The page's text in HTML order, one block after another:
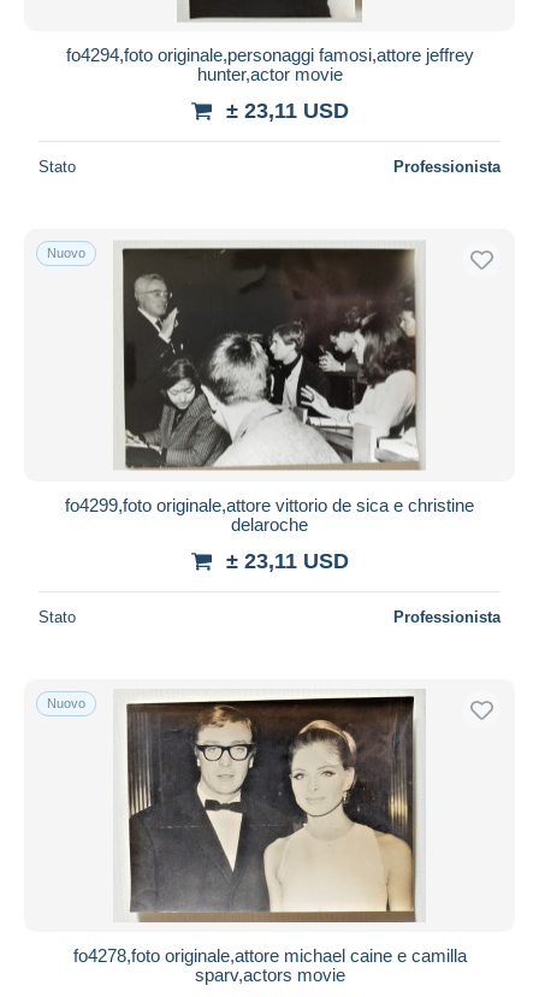
fo4294,foto originale,personaggi famosi,attore jeffrey
hunter,actor movie
± 23,11 USD
Stato Professionista
Nuovo
fo4299,foto originale,attore vittorio de sica e christine
delaroche
± 23,11 USD
Stato Professionista
Nuovo
fo4278,foto originale,attore michael caine e camilla
sparv,actors movie